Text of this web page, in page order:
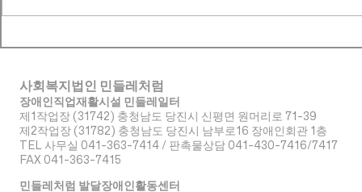
사회복지법인 민들레처럼
장애인직업재활시설 민들레일터
제1작업장 (31742) 충청남도 당진시 신평면 원머리로 71-39
​제2작업장 (31782) 충청남도 당진시 남부로16 장애인회관 1층
TEL 사무실 041-363-7414 / 판촉물상담 041-430-7416/7417
FAX 041-363-7415
민들레처럼 발달장애인활동센터